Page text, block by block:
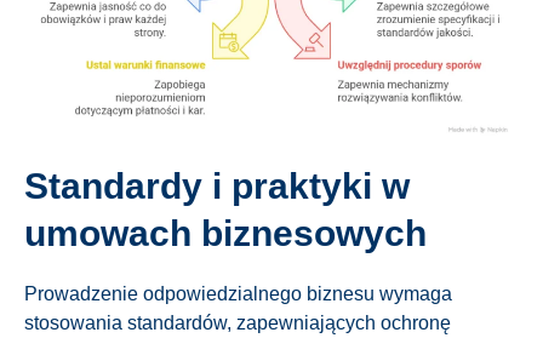
Standardy i praktyki w
umowach biznesowych
Prowadzenie odpowiedzialnego biznesu wymaga
stosowania standardów, zapewniających ochronę